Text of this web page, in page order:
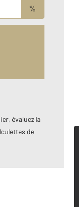
%
évaluez la
de